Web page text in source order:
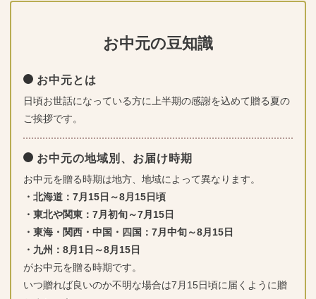
お中元の豆知識
お中元とは
日頃お世話になっている方に上半期の感謝を込めて贈る夏の
ご挨拶です。
お中元の地域別、お届け時期
お中元を贈る時期は地方、地域によって異なります。
・北海道：7月15日～8月15日頃
・東北や関東：7月初旬～7月15日
・東海・関西・中国・四国：7月中旬～8月15日
・九州：8月1日～8月15日
がお中元を贈る時期です。
いつ贈れば良いのか不明な場合は7月15日頃に届くように贈